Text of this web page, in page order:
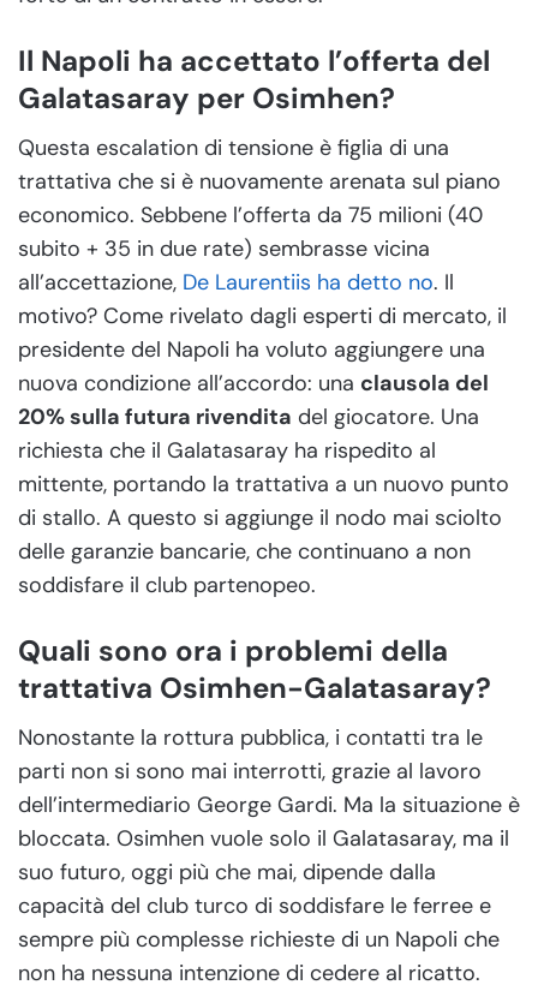
Il Napoli ha accettato l’offerta del
Galatasaray per Osimhen?
Questa escalation di tensione è figlia di una
trattativa che si è nuovamente arenata sul piano
economico. Sebbene l’offerta da 75 milioni (40
subito + 35 in due rate) sembrasse vicina
all’accettazione, De Laurentiis ha detto no. Il
motivo? Come rivelato dagli esperti di mercato, il
presidente del Napoli ha voluto aggiungere una
nuova condizione all’accordo: una clausola del
20% sulla futura rivendita del giocatore. Una
richiesta che il Galatasaray ha rispedito al
mittente, portando la trattativa a un nuovo punto
di stallo. A questo si aggiunge il nodo mai sciolto
delle garanzie bancarie, che continuano a non
soddisfare il club partenopeo.
Quali sono ora i problemi della
trattativa Osimhen-Galatasaray?
Nonostante la rottura pubblica, i contatti tra le
parti non si sono mai interrotti, grazie al lavoro
dell’intermediario George Gardi. Ma la situazione è
bloccata. Osimhen vuole solo il Galatasaray, ma il
suo futuro, oggi più che mai, dipende dalla
capacità del club turco di soddisfare le ferree e
sempre più complesse richieste di un Napoli che
non ha nessuna intenzione di cedere al ricatto.